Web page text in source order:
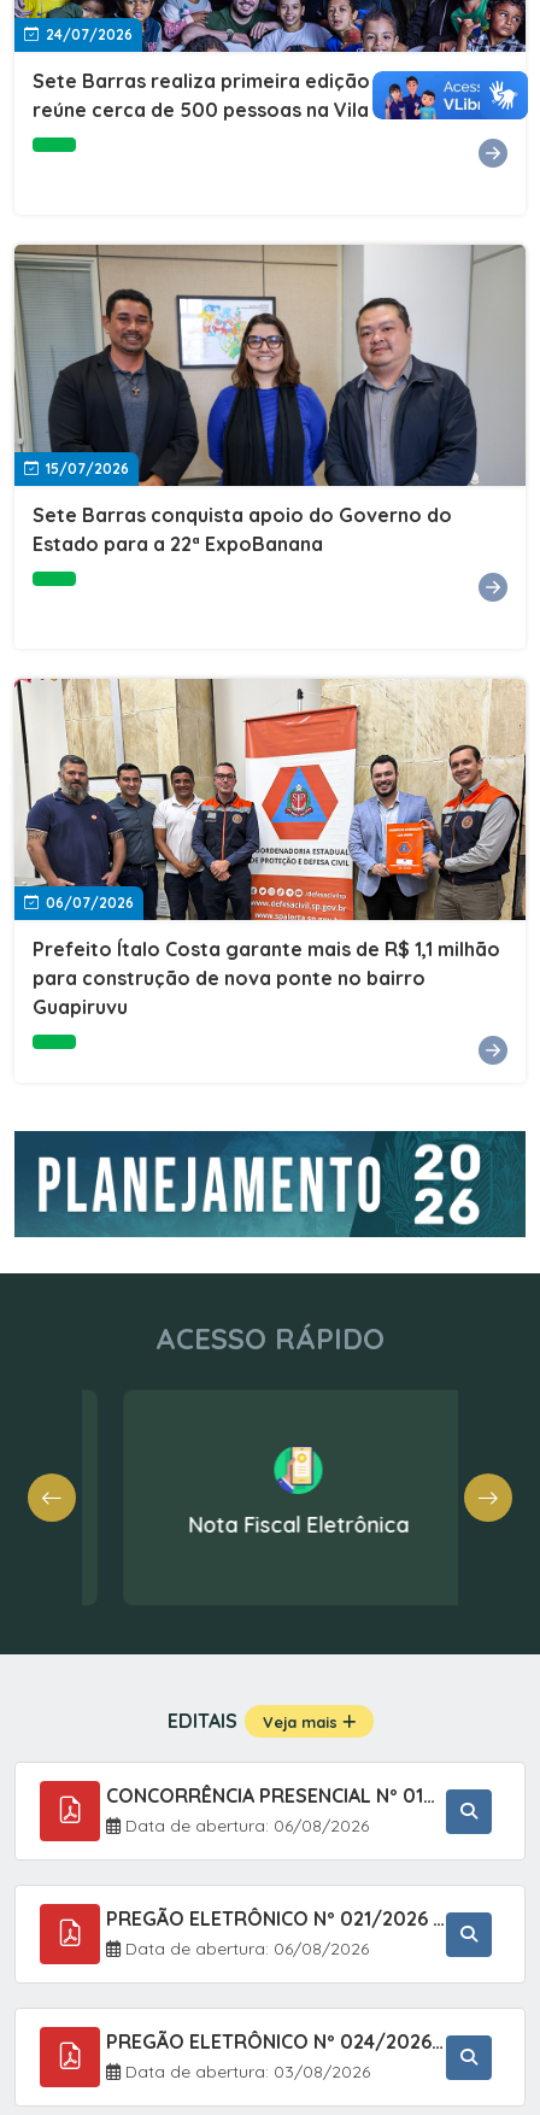
24/07/2026
Sete Barras realiza primeira edição do Cuidar+ e
reúne cerca de 500 pessoas na Vila São João
15/07/2026
Sete Barras conquista apoio do Governo do
Estado para a 22ª ExpoBanana
06/07/2026
Prefeito Ítalo Costa garante mais de R$ 1,1 milhão
para construção de nova ponte no bairro
Guapiruvu
ACESSO RÁPIDO
Nota Fiscal Eletrônica
EDITAIS Veja mais
CONCORRÊNCIA PRESENCIAL Nº 019/2025 - PAVIMENTAÇÃO ASFÁLTICA EM TRECHO DA RUA 2 NO BAIRRO VILA SOARES NO MUNICÍPIO DE SETE BARRAS/SP.
Data de abertura: 06/08/2026
PREGÃO ELETRÔNICO Nº 021/2026 - AQUISIÇÃO DE CONTENTORES E CARRINHOS, DESTINADOS A COLETIVA E MANEJO DE RESÍDUOS SÓLIDOS, ATRAVÉS DO SISTEMA DE REGISTRO DE PREÇOS (SRP)
Data de abertura: 06/08/2026
PREGÃO ELETRÔNICO Nº 024/2026 - AQUISIÇÃO DE GÁS MEDICINAL TIPO OXIGÊNIO (1,00 M3, 3,00 M3 E 10,00 M3), EM ATENDIMENTO À SECRETARIA MUNICIPAL DE SAÚDE, ATRAVÉS DO SISTEMA DE REGISTRO DE PREÇOS (SRP)
Data de abertura: 03/08/2026